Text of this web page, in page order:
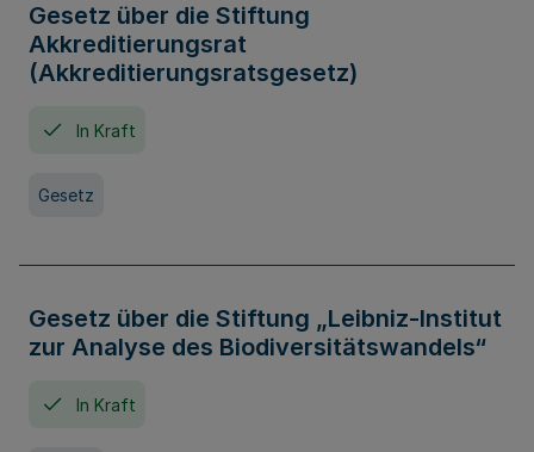
Gesetz über die Stiftung
Akkreditierungsrat
(Akkreditierungsratsgesetz)
In Kraft
Gesetz
Gesetz über die Stiftung „Leibniz-Institut
zur Analyse des Biodiversitätswandels“
In Kraft